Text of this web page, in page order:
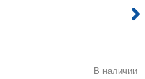
В наличии